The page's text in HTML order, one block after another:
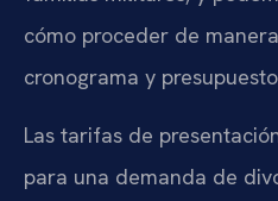
cómo proceder de
cronograma y
Las tarifas de
para una demanda de